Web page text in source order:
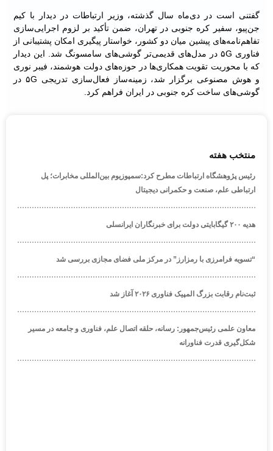
گفتنی است در دی‌ماه سال گذشته، وزیر ارتباطات در دیدار با کیم
جن‌پیو، سفیر کره جنوبی در تهران، ضمن تأکید بر لزوم اجرایی‌سازی
تفاهم‌نامه‌های پیشین میان دو کشور، خواستار پیگیری امکان پشتیبانی از
فناوری ۵G در مدل‌های قدیمی‌تر گوشی‌های سامسونگ شد. این دیدار
که با محوریت تقویت همکاری‌ها در حوزه‌های دولت هوشمند، فیبر نوری
و هوش مصنوعی برگزار شد، زمینه‌ساز فعال‌سازی تدریجی ۵G در
گوشی‌های ساخت کره جنوبی در ایران فراهم کرد.
منتخب هفته
رئیس پژوهشگاه ارتباطات مطرح کرد:سمپوزیوم بین‌المللی مخابرات؛ پل
ارتباطی علم، صنعت و حکمرانی دیجیتال
هدیه ۲۰۰ گیگابایتی دولت برای خبرنگاران ایرانسلی
“تسویه فرامرزی با رمزارز” در مرکز ملی فضای مجازی بررسی شد
ثبت‌نام رقابت بزرگ المپیک فناوری ۲۰۲۶ آغاز شد
معاون علمی رئیس‌جمهور: رسانه، حلقه اتصال علم، فناوری و جامعه در مسیر
شکل‌گیری قدرت فناورانه